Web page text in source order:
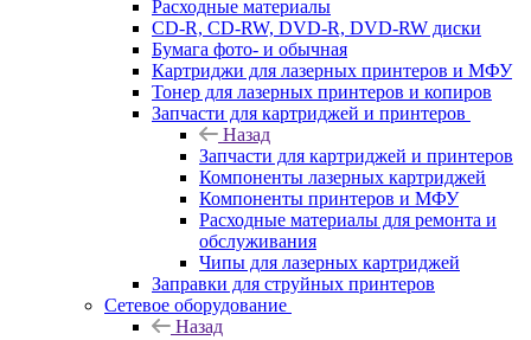
Расходные материалы
CD-R, CD-RW, DVD-R, DVD-RW диски
Бумага фото- и обычная
Картриджи для лазерных принтеров и МФУ
Тонер для лазерных принтеров и копиров
Запчасти для картриджей и принтеров
Назад
Запчасти для картриджей и принтеров
Компоненты лазерных картриджей
Компоненты принтеров и МФУ
Расходные материалы для ремонта и
обслуживания
Чипы для лазерных картриджей
Заправки для струйных принтеров
Сетевое оборудование
Назад